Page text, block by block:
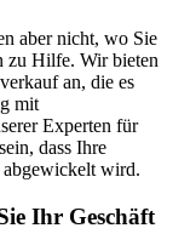
aber nicht, wo Sie
zu Hilfe. Wir bieten
an, die es
mit
Experten für
dass Ihre
abgewickelt wird.
Ihr Geschäft